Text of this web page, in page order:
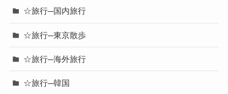
☆旅行─国内旅行
☆旅行─東京散歩
☆旅行─海外旅行
☆旅行─韓国